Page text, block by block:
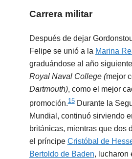
Carrera militar
Después de dejar
Felipe se unió a la Marina
graduándose al año
Royal Naval College (mejor
Dartmouth), como el mejor
promoción.15 Durante la
Mundial, continuó sirviendo
británicas, mientras que dos
el príncipe Cristóbal de
Bertoldo de Baden, lucharon